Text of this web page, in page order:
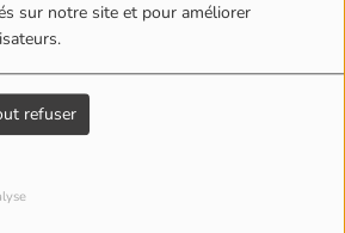
sur notre site et pour améliorer
refuser
Let You Go (2025)
ACHETER CE TITRE